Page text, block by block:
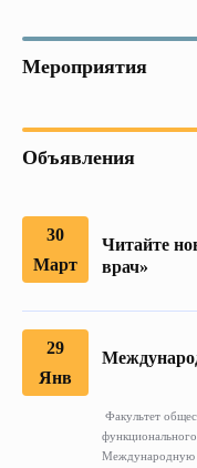
Мероприятия
Объявления
30
Март
Читайте
врач»
29
Янв
Факультет
Международную